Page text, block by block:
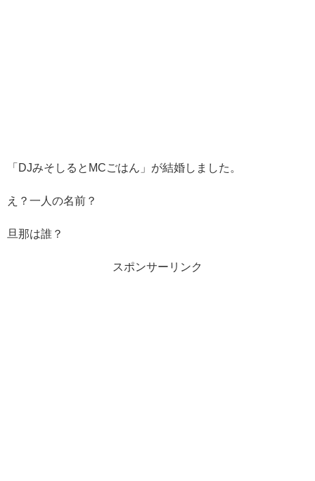
「DJみそしるとMCごはん」が結婚しました。
え？一人の名前？
旦那は誰？
スポンサーリンク